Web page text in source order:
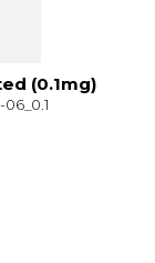
(0.1mg)